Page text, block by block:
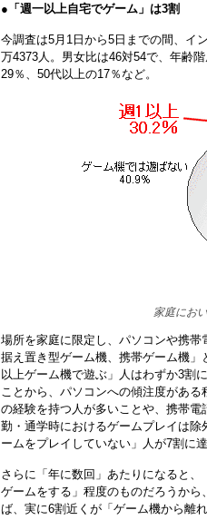
● 「週一以上自宅でゲーム」は3割
今調査は5月1日から5日までの間、イ
万4373人。男女比は46対54で、年齢
29％、50代以上の17％など。
家庭にお
場所を家庭に限定し、パソコンや携
据え置き型ゲーム機、携帯ゲーム機
以上ゲーム機で遊ぶ」人はわずか3割
ことから、パソコンへの傾注度があ
の経験を持つ人が多いことや、携帯
勤・通学時におけるゲームプレイは
ームをプレイしていない」人が7割に
さらに「年に数回」あたりになると
ゲームをする」程度のものだろうか
ば、実に6割近くが「ゲーム機から離